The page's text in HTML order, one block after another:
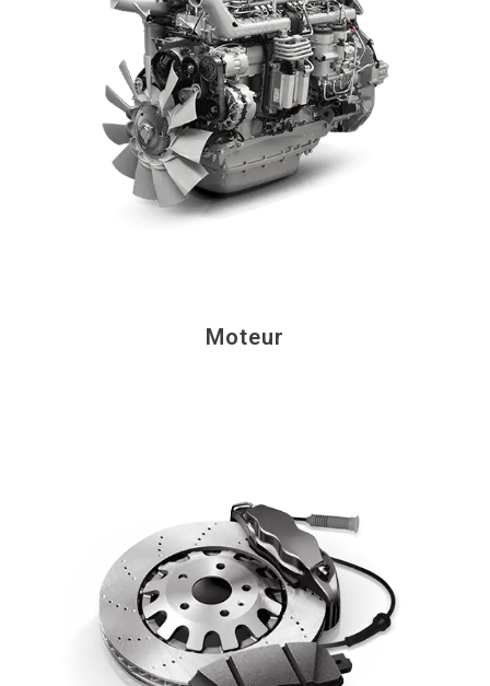
Moteur